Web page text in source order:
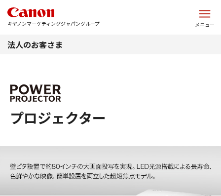
キヤノンマーケティングジャパングループ メニュー
法人のお客さま
プロジェクター